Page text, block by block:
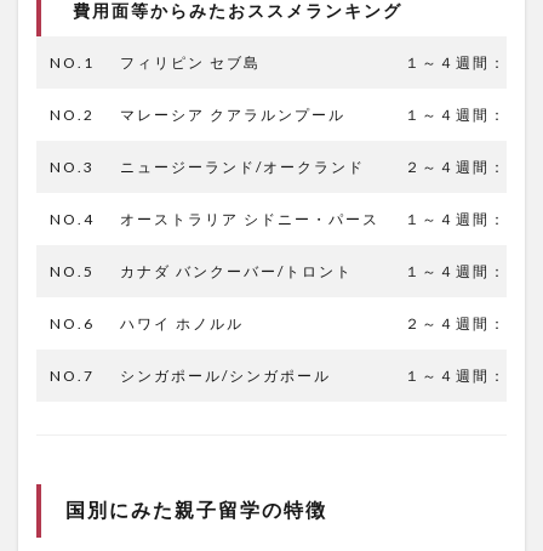
費用面等からみたおススメランキング
NO.1 フィリピン セブ島 １～４週間：２
NO.2 マレーシア クアラルンプール １～４週間：２
NO.3 ニュージーランド/オークランド ２～４週間：60
NO.4 オーストラリア シドニー・パース １～４週間：４
NO.5 カナダ バンクーバー/トロント １～４週間：５
NO.6 ハワイ ホノルル ２～４週間：60
NO.7 シンガポール/シンガポール １～４週間：５
国別にみた親子留学の特徴